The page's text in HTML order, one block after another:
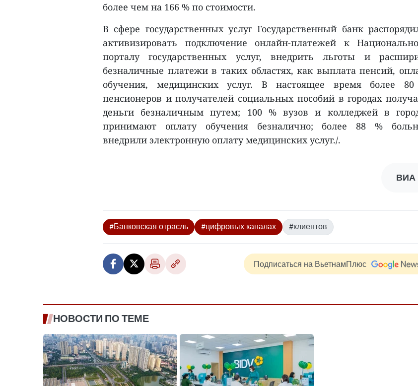
более чем на 166 % по стоимости.
В сфере государственных услуг Государственный банк
активизировать подключение онлайн-платежей к
порталу государственных услуг, внедрить льготы и
безналичные платежи в таких областях, как выплата пенсий,
обучения, медицинских услуг. В настоящее время более
пенсионеров и получателей социальных пособий в городах
деньги безналичным путем; 100 % вузов и колледжей в
принимают оплату обучения безналично; более 88 %
внедрили электронную оплату медицинских услуг./.
ВИА
#Банковская отрасль #цифровых каналах #клиентов
Подписаться на ВьетнамПлюс
НОВОСТИ ПО ТЕМЕ